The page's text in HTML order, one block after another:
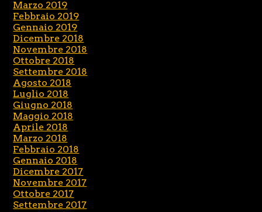
Marzo 2019
Febbraio 2019
Gennaio 2019
Dicembre 2018
Novembre 2018
Ottobre 2018
Settembre 2018
Agosto 2018
Luglio 2018
Giugno 2018
Maggio 2018
Aprile 2018
Marzo 2018
Febbraio 2018
Gennaio 2018
Dicembre 2017
Novembre 2017
Ottobre 2017
Settembre 2017